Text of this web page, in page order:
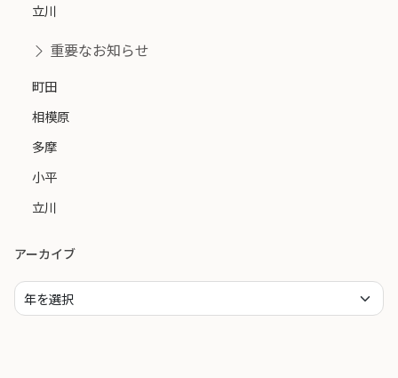
立川
重要なお知らせ
町田
相模原
多摩
小平
立川
アーカイブ